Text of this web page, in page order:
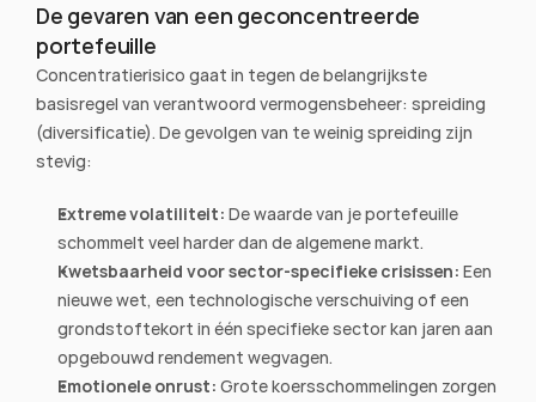
De gevaren van een geconcentreerde
portefeuille
Concentratierisico gaat in tegen de belangrijkste
basisregel van verantwoord vermogensbeheer: spreiding
(diversificatie). De gevolgen van te weinig spreiding zijn
stevig:
Extreme volatiliteit: De waarde van je portefeuille
schommelt veel harder dan de algemene markt.
Kwetsbaarheid voor sector-specifieke crisissen: Een
nieuwe wet, een technologische verschuiving of een
grondstoftekort in één specifieke sector kan jaren aan
opgebouwd rendement wegvagen.
Emotionele onrust: Grote koersschommelingen zorgen